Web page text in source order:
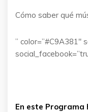
Cómo saber qué
” color=”#C9A381″
En este Programa